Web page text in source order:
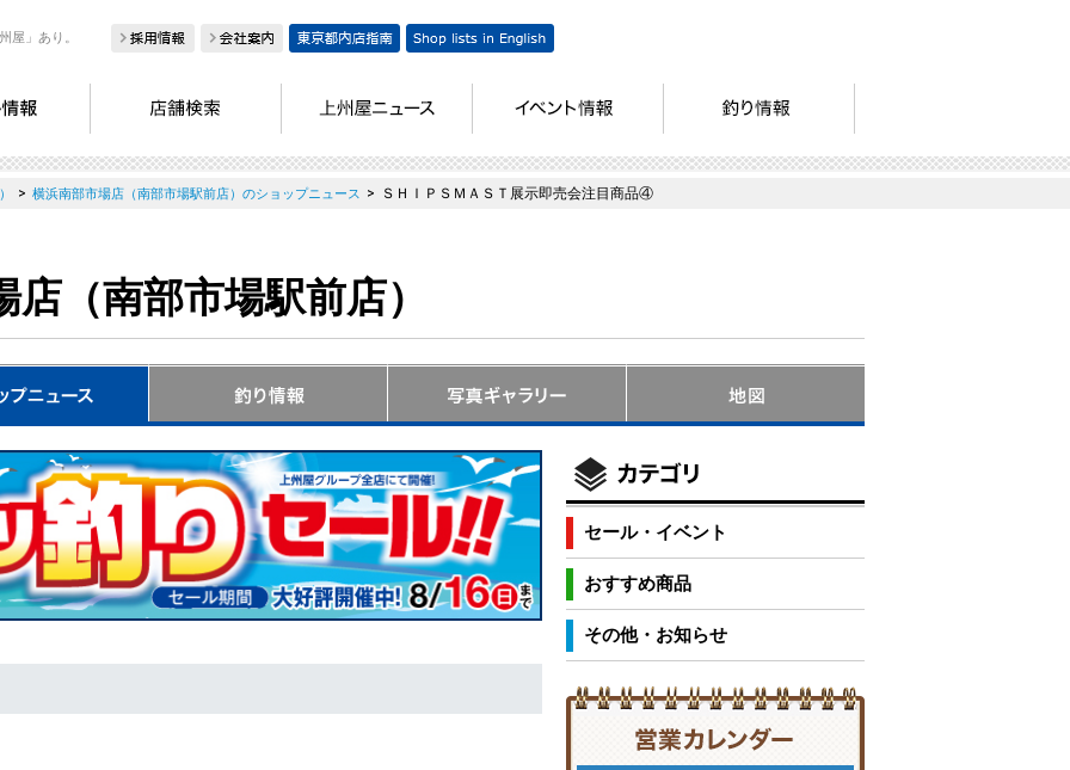
屋」あり。
> 横浜南部市場店（南部市場駅前店）のショップニュース > ＳＨＩＰＳＭＡＳＴ展示即売会注目商品④
（南部市場駅前店）
セール・イベント
おすすめ商品
その他・お知らせ